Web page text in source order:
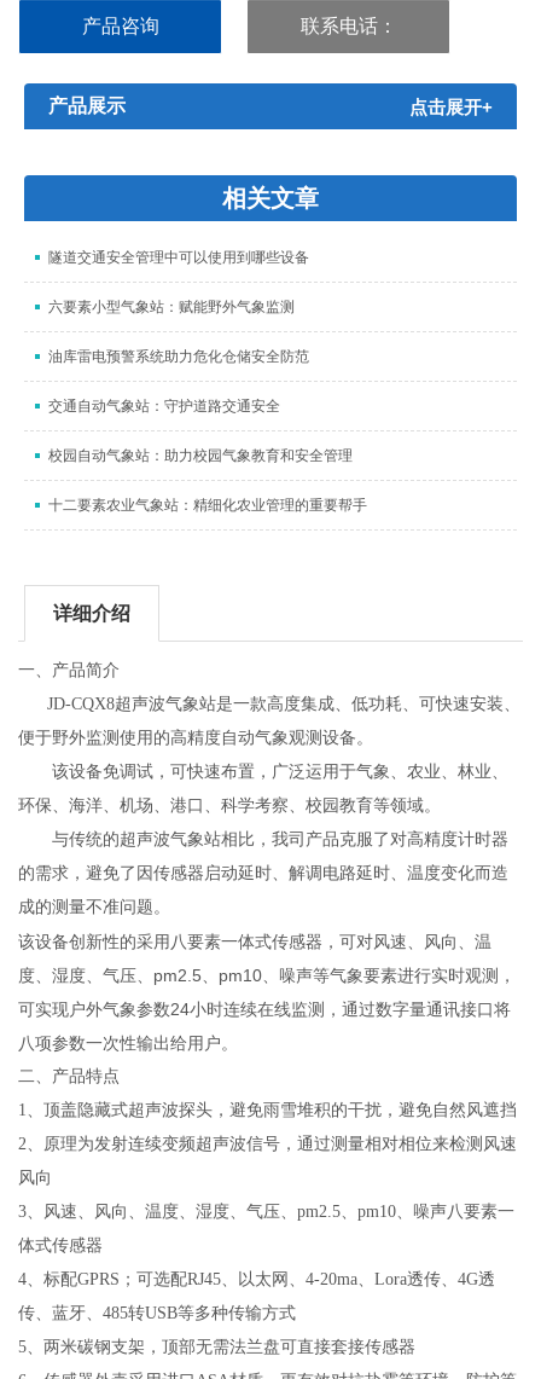
产品咨询 联系电话：
15666886209
产品展示
点击展开+
相关文章
隧道交通安全管理中可以使用到哪些设备
六要素小型气象站：赋能野外气象监测
油库雷电预警系统助力危化仓储安全防范
交通自动气象站：守护道路交通安全
校园自动气象站：助力校园气象教育和安全管理
十二要素农业气象站：精细化农业管理的重要帮手
详细介绍
一、产品简介
JD-CQX8超声波气象站是一款高度集成、低功耗、可快速安装、
便于野外监测使用的高精度自动气象观测设备。
该设备免调试，可快速布置，广泛运用于气象、农业、林业、
环保、海洋、机场、港口、科学考察、校园教育等领域。
与传统的超声波气象站相比，我司产品克服了对高精度计时器
的需求，避免了因传感器启动延时、解调电路延时、温度变化而造
成的测量不准问题。
该设备创新性的采用八要素一体式传感器，可对风速、风向、温
度、湿度、气压、 pm2.5 pm10 、噪声等气象要素进行实时观测，
可实现户外气象参数24小时连续在线监测，通过数字量通讯接口将
八项参数一次性输出给用户。
二、产品特点
1
、顶盖隐藏式超声波探头，避免雨雪堆积的干扰，避免自然风遮挡
2 、原理为发射连续变频超声波信号，通过测量相对相位来检测风速
风向
3 、风速、风向、温度、湿度、气压、pm2.5 、pm10 、噪声八要素一
体式传感器
4 、标配GPRS；可选配RJ45、以太网、4-20ma、Lora透传、4G透
传、蓝牙、485转USB等多种传输方式
5 、两米碳钢支架，顶部无需法兰盘可直接套接传感器